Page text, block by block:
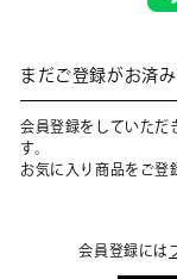
まだご登録がお済
会員登録をしていただ
す。
お気に入り商品をご登
会員登録には